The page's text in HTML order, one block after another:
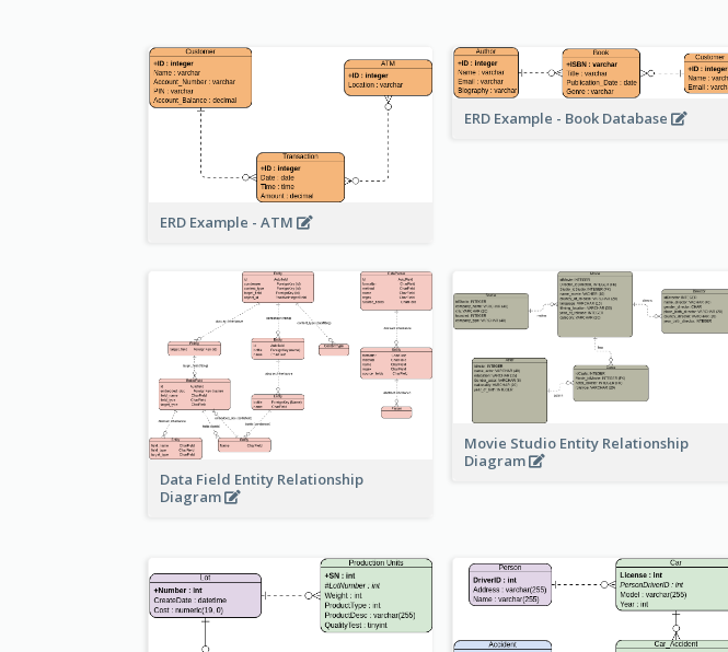
ERD Example - ATM
ERD Example - Book Database
Data Field Entity Relationship
Diagram
Movie Studio Entity Relationship
Diagram